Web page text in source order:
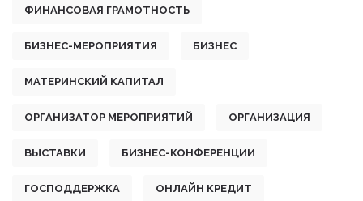
ФИНАНСОВАЯ ГРАМОТНОСТЬ
БИЗНЕС-МЕРОПРИЯТИЯ БИЗНЕС
МАТЕРИНСКИЙ КАПИТАЛ
ОРГАНИЗАТОР МЕРОПРИЯТИЙ ОРГАНИЗАЦИЯ
ВЫСТАВКИ БИЗНЕС-КОНФЕРЕНЦИИ
ГОСПОДДЕРЖКА ОНЛАЙН КРЕДИТ